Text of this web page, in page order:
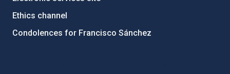
Ethics channel
Condolences for Francisco Sánchez